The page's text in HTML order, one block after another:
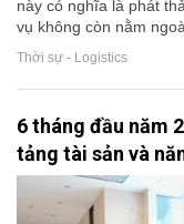
này có nghĩa là phát
vụ không còn nằm
Thời sự - Logistics
6 tháng đầu năm
tảng tài sản và